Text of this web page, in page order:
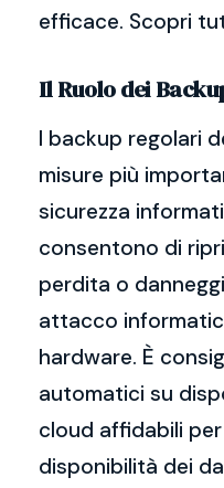
efficace. Scopri
Il Ruolo dei
I backup regolari
misure più
sicurezza
consentono di
perdita o
attacco
hardware. È
automatici su
cloud affidabili
disponibilità dei